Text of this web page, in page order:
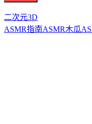
二次元3D
ASMR指南ASMR木瓜